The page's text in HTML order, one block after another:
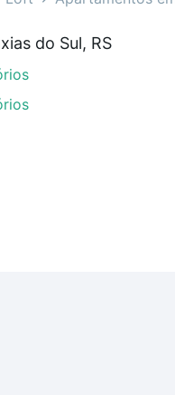
podem se
apartamento e
do Sul, RS